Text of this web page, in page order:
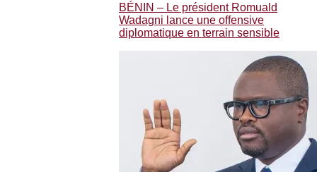
BÉNIN – Le président Romuald
Wadagni lance une offensive
diplomatique en terrain sensible